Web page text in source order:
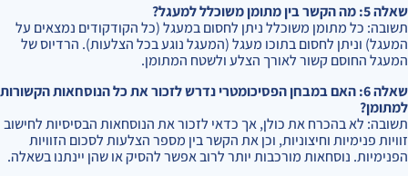
שאלה 5: מה הקשר בין מתומן משוכלל למעגל?
תשובה: כל מתומן משוכלל ניתן לחסום במעגל (כל הקודקודים נמצאים על
המעגל) וניתן לחסום בתוכו מעגל (המעגל נוגע בכל הצלעות). הרדיוס של
המעגל החוסם קשור לאורך הצלע ולשטח המתומן.
שאלה 6: האם במבחן הפסיכומטרי נדרש לזכור את כל הנוסחאות הקשורות
למתומן?
תשובה: לא בהכרח את כולן, אך כדאי לזכור את הנוסחאות הבסיסיות לחישוב
זוויות פנימיות וחיצוניות, וכן את הקשר בין מספר הצלעות לסכום הזוויות
הפנימיות. נוסחאות מורכבות יותר לרוב אפשר להסיק או שהן יינתנו בשאלה.